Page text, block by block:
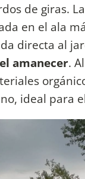
de giras.
en el ala
directa al
amanecer.
ideal para